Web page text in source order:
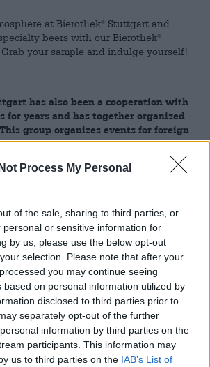
Process My Personal
of the sale, sharing to third parties, or
personal or sensitive information for
by us, please use the below opt-out
selection. Please note that after your
you may continue seeing
based on personal information utilized by
disclosed to third parties prior to
separately opt-out of the further
information by third parties on the
participants. This information may
us to third parties on the IAB’s List of
at Bierothek®
Stuttgart and
beers with our Bierothek®
your sample and indulge yourself!
has also been a cooperation with
for years and has together organized
group organizes events for foreign
locals, which aim is to connecting
language and cooking courses.
para el gerente de la
Stengel (VERSIÓN EN
¿Qué cerveza es tu cerveza favorita?
momento me encantan las porter y stout
de Tampa, Florida. Si actualmente
no dudes en ponerte en contacto
diversión adicional. En primer lugar, Por